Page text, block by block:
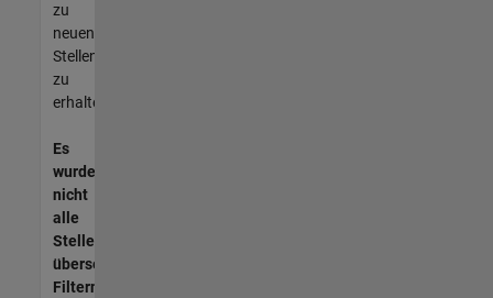
zu
neuen
Stellenangeboten
zu
erhalten.
Es
wurden
nicht
alle
Stellen
übersetzt.
Filtern